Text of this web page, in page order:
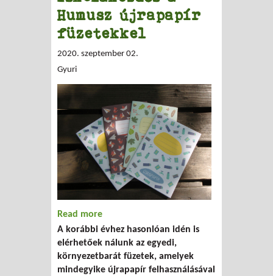
Humusz újrapapír
füzetekkel
2020. szeptember 02.
Gyuri
Read more
Humusz újrapapír füzetekkel
A korábbi évhez hasonlóan idén is
elérhetőek nálunk az egyedi,
környezetbarát füzetek, amelyek
mindegyike újrapapír felhasználásával